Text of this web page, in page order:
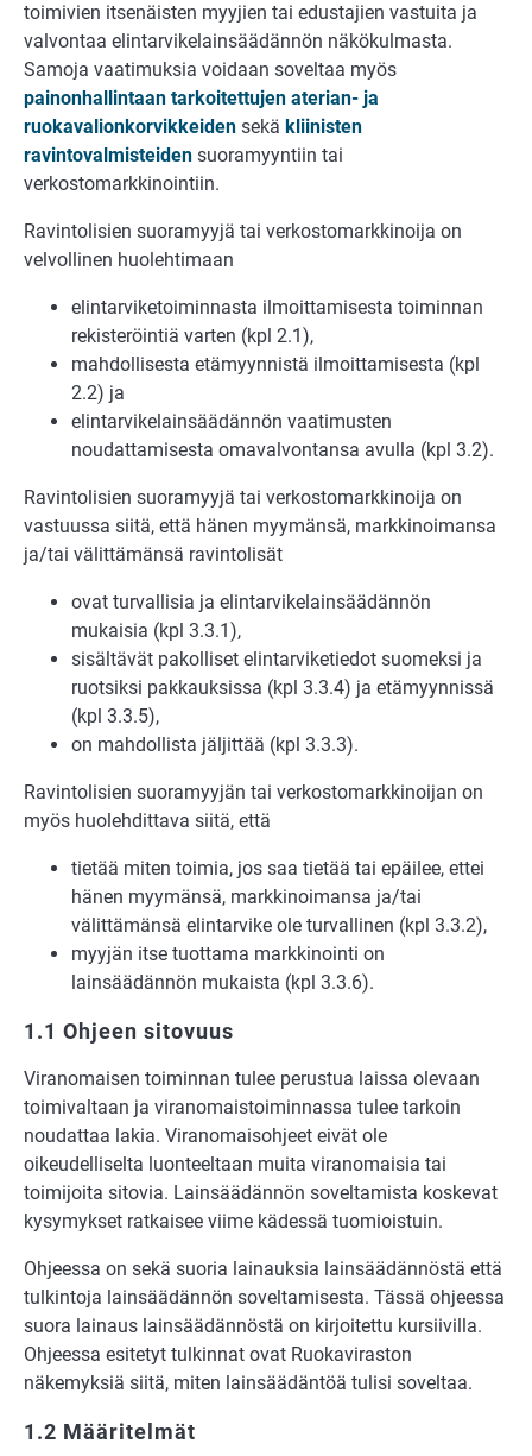
toimivien itsenäisten myyjien tai edustajien vastuita ja
valvontaa elintarvikelainsäädännön näkökulmasta.
Samoja vaatimuksia voidaan soveltaa myös
painonhallintaan tarkoitettujen aterian- ja
ruokavalionkorvikkeiden sekä kliinisten
ravintovalmisteiden suoramyyntiin tai
verkostomarkkinointiin.
Ravintolisien suoramyyjä tai verkostomarkkinoija on
velvollinen huolehtimaan
elintarviketoiminnasta ilmoittamisesta toiminnan
rekisteröintiä varten (kpl 2.1),
mahdollisesta etämyynnistä ilmoittamisesta (kpl
2.2) ja
elintarvikelainsäädännön vaatimusten
noudattamisesta omavalvontansa avulla (kpl 3.2).
Ravintolisien suoramyyjä tai verkostomarkkinoija on
vastuussa siitä, että hänen myymänsä, markkinoimansa
ja/tai välittämänsä ravintolisät
ovat turvallisia ja elintarvikelainsäädännön
mukaisia (kpl 3.3.1),
sisältävät pakolliset elintarviketiedot suomeksi ja
ruotsiksi pakkauksissa (kpl 3.3.4) ja etämyynnissä
(kpl 3.3.5),
on mahdollista jäljittää (kpl 3.3.3).
Ravintolisien suoramyyjän tai verkostomarkkinoijan on
myös huolehdittava siitä, että
tietää miten toimia, jos saa tietää tai epäilee, ettei
hänen myymänsä, markkinoimansa ja/tai
välittämänsä elintarvike ole turvallinen (kpl 3.3.2),
myyjän itse tuottama markkinointi on
lainsäädännön mukaista (kpl 3.3.6).
1.1 Ohjeen sitovuus
Viranomaisen toiminnan tulee perustua laissa olevaan
toimivaltaan ja viranomaistoiminnassa tulee tarkoin
noudattaa lakia. Viranomaisohjeet eivät ole
oikeudelliselta luonteeltaan muita viranomaisia tai
toimijoita sitovia. Lainsäädännön soveltamista koskevat
kysymykset ratkaisee viime kädessä tuomioistuin.
Ohjeessa on sekä suoria lainauksia lainsäädännöstä että
tulkintoja lainsäädännön soveltamisesta. Tässä ohjeessa
suora lainaus lainsäädännöstä on kirjoitettu kursiivilla.
Ohjeessa esitetyt tulkinnat ovat Ruokaviraston
näkemyksiä siitä, miten lainsäädäntöä tulisi soveltaa.
1.2 Määritelmät